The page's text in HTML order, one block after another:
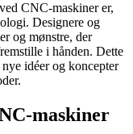
CNC-maskiner er,
Designere og
og mønstre, der
i hånden. Dette
idéer og koncepter
maskiner